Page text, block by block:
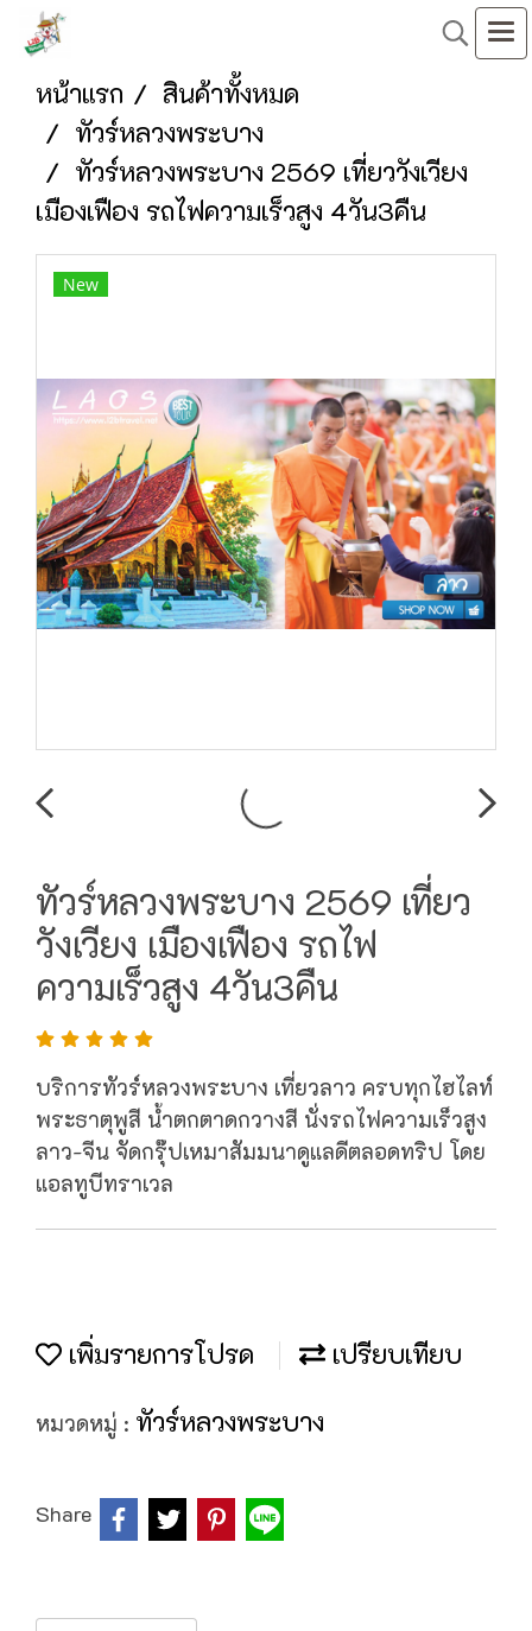
หน้าแรก
สินค้าทั้งหมด
ทัวร์หลวงพระบาง
ทัวร์หลวงพระบาง 2569 เที่ยววังเวียง
เมืองเฟือง รถไฟความเร็วสูง 4วัน3คืน
New
ทัวร์หลวงพระบาง 2569 เที่ยว
วังเวียง เมืองเฟือง รถไฟ
ความเร็วสูง 4วัน3คืน
บริการทัวร์หลวงพระบาง เที่ยวลาว ครบทุกไฮไลท์
พระธาตุพูสี น้ำตกตาดกวางสี นั่งรถไฟความเร็วสูง
ลาว-จีน จัดกรุ๊ปเหมาสัมมนาดูแลดีตลอดทริป โดย
แอลทูบีทราเวล
เพิ่มรายการโปรด เปรียบเทียบ
หมวดหมู่ : ทัวร์หลวงพระบาง
Share